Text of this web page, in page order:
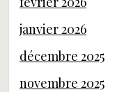
janvier 2026
décembre 2025
novembre 2025